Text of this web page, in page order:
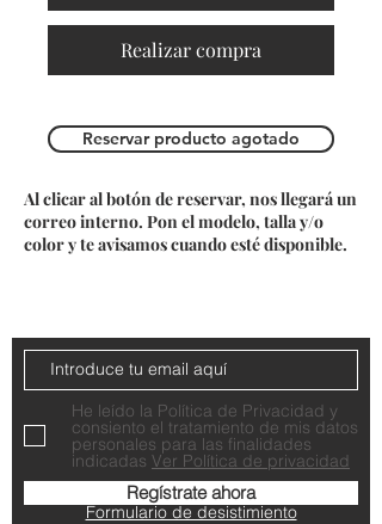
Realizar compra
Reservar producto agotado
Al clicar al botón de reservar, nos llegará un
correo interno. Pon el modelo, talla y/o
color y te avisamos cuando esté disponible.
He leído la Política de Privacidad y
consiento el tratamiento de mis datos
personales para las finalidades
indicadas Ver Política de privacidad
Regístrate ahora
Formulario de desistimiento